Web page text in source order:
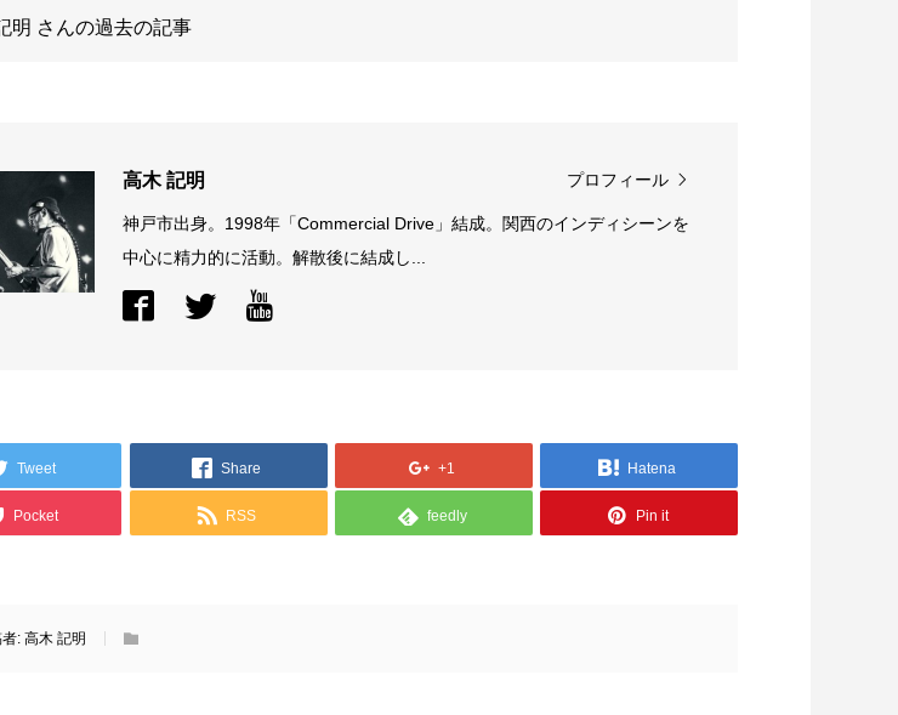
明 さんの過去の記事
高木 記明 プロフィール
神戸市出身。1998年「Commercial Drive」結成。関西のインディシーンを
中心に精力的に活動。解散後に結成し...
Tweet Share +1 Hatena
Pocket RSS feedly Pin it
者:高木 記明